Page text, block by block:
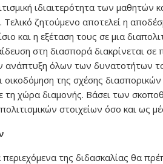
ιδιαιτερότητα των μαθητών
Τελικό ζητούμενο αποτελεί η
και η εξέταση τους σε μια
στη διασπορά διακρίνεται σε
ανάπτυξη όλων των δυνατοτήτων
της σχέσης
τη χώρα διαμονής. Βάσει των
στοιχείων όσο και ως
της διδασκαλίας θα